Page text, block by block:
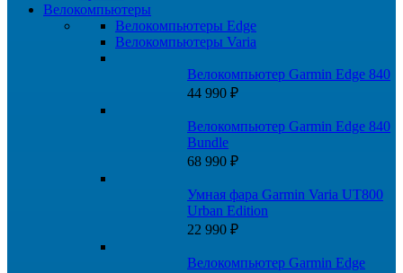
Велокомпьютеры
Велокомпьютеры Edge
Велокомпьютеры Varia
Велокомпьютер Garmin Edge 840
44 990 ₽
Велокомпьютер Garmin Edge 840
Bundle
68 990 ₽
Умная фара Garmin Varia UT800
Urban Edition
22 990 ₽
Велокомпьютер Garmin Edge